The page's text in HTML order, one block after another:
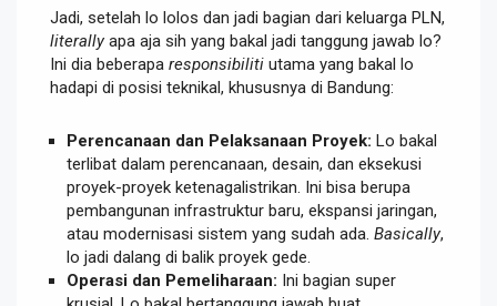
Jadi, setelah lo lolos dan jadi bagian dari keluarga PLN,
literallyapa aja sih yang bakal jadi tanggung jawab lo?
Ini dia beberapa responsibiliti utama yang bakal lo
hadapi di posisi teknikal, khususnya di Bandung:
Perencanaan dan Pelaksanaan Proyek: Lo bakal
terlibat dalam perencanaan, desain, dan eksekusi
proyek-proyek ketenagalistrikan. Ini bisa berupa
pembangunan infrastruktur baru, ekspansi jaringan,
atau modernisasi sistem yang sudah ada. Basically,
lo jadi dalang di balik proyek gede.
Operasi dan Pemeliharaan: Ini bagian super